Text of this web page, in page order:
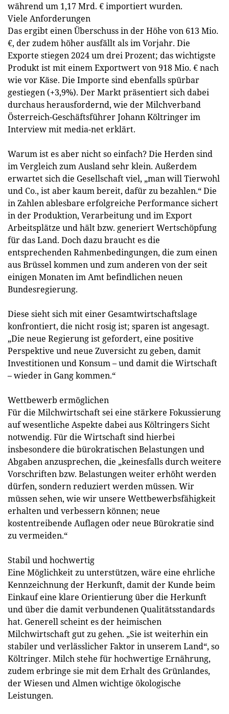
während um 1,17 Mrd. € importiert wurden.
Viele Anforderungen
Das ergibt einen Überschuss in der Höhe von 613 Mio.
€, der zudem höher ausfällt als im Vorjahr. Die
Exporte stiegen 2024 um drei Prozent; das wichtigste
Produkt ist mit einem Exportwert von 918 Mio. € nach
wie vor Käse. Die Importe sind ebenfalls spürbar
gestiegen (+3,9%). Der Markt präsentiert sich dabei
durchaus herausfordernd, wie der Milchverband
Österreich-Geschäftsführer Johann Költringer im
Interview mit media-net erklärt.
Warum ist es aber nicht so einfach? Die Herden sind
im Vergleich zum Ausland sehr klein. Außerdem
erwartet sich die Gesellschaft viel, „man will Tierwohl
und Co., ist aber kaum bereit, dafür zu bezahlen.“ Die
in Zahlen ablesbare erfolgreiche Performance sichert
in der Produktion, Verarbeitung und im Export
Arbeitsplätze und hält bzw. generiert Wertschöpfung
für das Land. Doch dazu braucht es die
entsprechenden Rahmenbedingungen, die zum einen
aus Brüssel kommen und zum anderen von der seit
einigen Monaten im Amt befindlichen neuen
Bundesregierung.
Diese sieht sich mit einer Gesamtwirtschaftslage
konfrontiert, die nicht rosig ist; sparen ist angesagt.
„Die neue Regierung ist gefordert, eine positive
Perspektive und neue Zuversicht zu geben, damit
Investitionen und Konsum – und damit die Wirtschaft
– wieder in Gang kommen.“
Wettbewerb ermöglichen
Für die Milchwirtschaft sei eine stärkere Fokussierung
auf wesentliche Aspekte dabei aus Költringers Sicht
notwendig. Für die Wirtschaft sind hierbei
insbesondere die bürokratischen Belastungen und
Abgaben anzusprechen, die „keinesfalls durch weitere
Vorschriften bzw. Belastungen weiter erhöht werden
dürfen, sondern reduziert werden müssen. Wir
müssen sehen, wie wir unsere Wettbewerbsfähigkeit
erhalten und verbessern können; neue
kostentreibende Auflagen oder neue Bürokratie sind
zu vermeiden.“
Stabil und hochwertig
Eine Möglichkeit zu unterstützen, wäre eine ehrliche
Kennzeichnung der Herkunft, damit der Kunde beim
Einkauf eine klare Orientierung über die Herkunft
und über die damit verbundenen Qualitätsstandards
hat. Generell scheint es der heimischen
Milchwirtschaft gut zu gehen. „Sie ist weiterhin ein
stabiler und verlässlicher Faktor in unserem Land“, so
Költringer. Milch stehe für hochwertige Ernährung,
zudem erbringe sie mit dem Erhalt des Grünlandes,
der Wiesen und Almen wichtige ökologische
Leistungen.